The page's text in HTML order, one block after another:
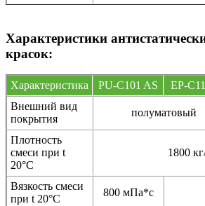
Характеристики
красок:
Характеристика PU-C101 AS EP-
Внешний вид
покрытия
полуматовый
Плотность
смеси при t
20°C
1800
Вязкость смеси
при t 20°С
800 мПа*с